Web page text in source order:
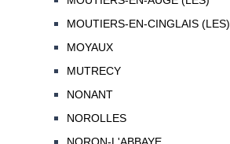
MOUTIERS-EN-CINGLAIS (LES)
MOYAUX
MUTRECY
NONANT
NOROLLES